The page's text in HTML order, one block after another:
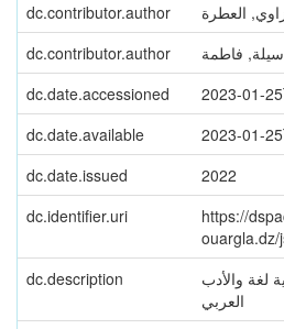
dc.contributor.author
العطرة
dc.contributor.author
سيلة, فاطمة
dc.date.accessioned
2023-01-
dc.date.available
2023-01-
dc.date.issued
2022
dc.identifier.uri
https://
dc.description
لغة والأدب
العربي